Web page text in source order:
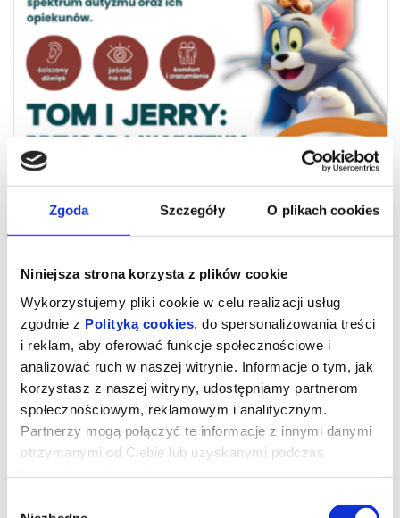
Zgoda Szczegóły O plikach cookies
Niniejsza strona korzysta z plików cookie
Wykorzystujemy pliki cookie w celu realizacji usług
zgodnie z Polityką cookies , do spersonalizowania treści
i reklam, aby oferować funkcje społecznościowe i
analizować ruch w naszej witrynie. Informacje o tym, jak
korzystasz z naszej witryny, udostępniamy partnerom
społecznościowym, reklamowym i analitycznym.
Partnerzy mogą połączyć te informacje z innymi danymi
otrzymanymi od Ciebie lub uzyskanymi podczas
TOM I JERRY PRZYGODA W
MUZEUM 2D DUBBING
UWAGA!W zwiąku z rozbudową Kina "Łydynia" tymczasowa sala
kinowa znajduje się w szkole TWP ul. Kraszewskiego 8A
Zapraszamy na kolejny seans sensoryczny w dniu 31.05 godz.